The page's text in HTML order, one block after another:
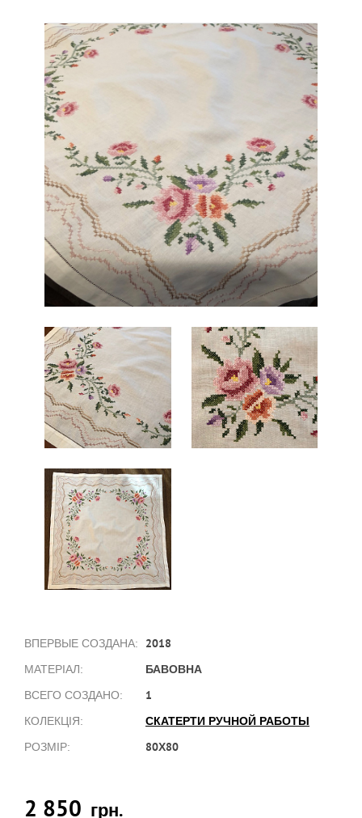
ВПЕРВЫЕ СОЗДАНА: 2018
МАТЕРІАЛ: БАВОВНА
ВСЕГО СОЗДАНО: 1
КОЛЕКЦІЯ: СКАТЕРТИ РУЧНОЙ РАБОТЫ
РОЗМІР: 80Х80
2 850 грн.